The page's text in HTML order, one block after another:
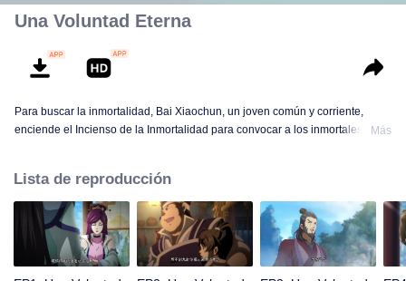
Una Voluntad Eterna
Para buscar la inmortalidad, Bai Xiaochun, un joven común y corriente,
enciende el Incienso de la Inmortalidad para convocar a los inmortales. Pero
con numerosas tramas divertidas. Ven a verlo para llenar tu verano de
alegría.
Más
Lista de reproducción